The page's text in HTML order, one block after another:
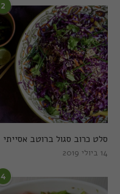
2
סלט כרוב סגול ברוטב אסייתי
14 ביולי 2019
4